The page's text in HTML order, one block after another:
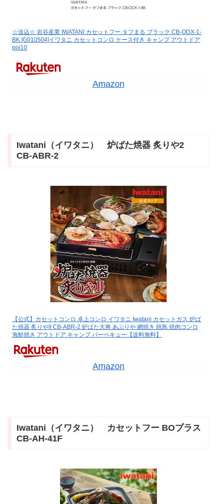
☆送込☆ 岩谷産業 IWATANI カセットフー タフまる ブラック CB-ODX-1-
BK [G010504]イワタニ カセットコンロ ケース付き キャンプ アウトドア
poi10
Amazon
Iwatani（イワタニ） 炉ばた焼器 炙りや2
CB-ABR-2
【公式】カセットコンロ 卓上コンロ イワタニ Iwatani カセットガス 炉ば
た焼器 炙りやII CB-ABR-2 炉ばた大将 あぶりや 網焼き 焼鳥 焼肉コンロ
海鮮焼き アウトドア キャンプ バーベキュー【送料無料】
Amazon
Iwatani（イワタニ） カセットフー BOプラス
CB-AH-41F